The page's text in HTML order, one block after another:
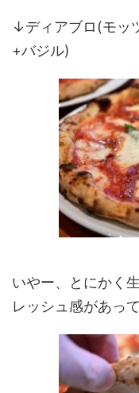
↓ディアブロ(モッ
+バジル)
いやー、とにかく
レッシュ感があっ